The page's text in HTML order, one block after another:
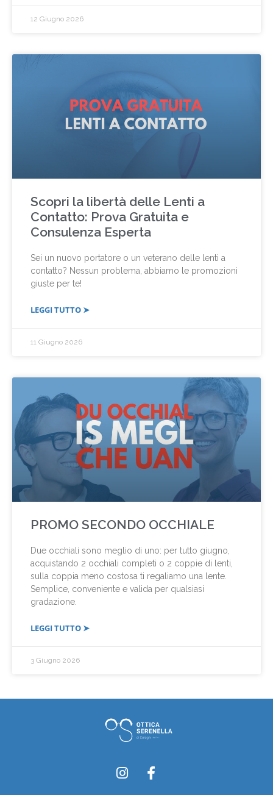
12 Giugno 2026
Scopri la libertà delle Lenti a
Contatto: Prova Gratuita e
Consulenza Esperta
Sei un nuovo portatore o un veterano delle lenti a
contatto? Nessun problema, abbiamo le promozioni
giuste per te!
LEGGI TUTTO ➤
11 Giugno 2026
PROMO SECONDO OCCHIALE
Due occhiali sono meglio di uno: per tutto giugno,
acquistando 2 occhiali completi o 2 coppie di lenti,
sulla coppia meno costosa ti regaliamo una lente.
Semplice, conveniente e valida per qualsiasi
gradazione.
LEGGI TUTTO ➤
3 Giugno 2026